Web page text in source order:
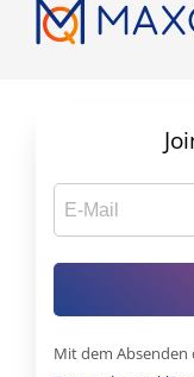
Mit dem Absenden